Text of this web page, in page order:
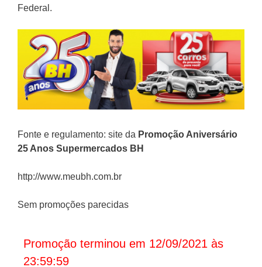
Federal.
Fonte e regulamento: site da Promoção Aniversário
25 Anos Supermercados BH
http://www.meubh.com.br
Sem promoções parecidas
Promoção terminou em 12/09/2021 às
23:59:59